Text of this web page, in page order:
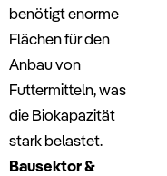
benötigt enorme
Flächen für den
Anbau von
Futtermitteln, was
die Biokapazität
stark belastet.
Bausektor &